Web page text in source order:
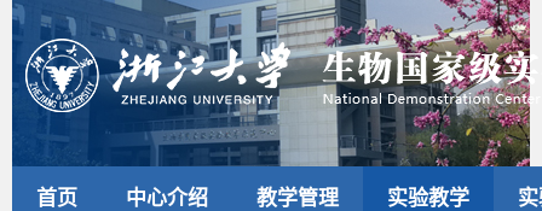
首页 中心介绍 教学管理 实验教学